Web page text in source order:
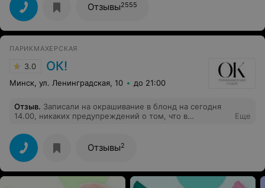
Отзывы2555
ПАРИКМАХЕРСКАЯ
3.0 ОК!
Минск, ул. Ленинградская, 10 до 21:00
Отзыв. Записали на окрашивание в блонд на сегодня
14.00, никаких предупреждений о том, что в
итоге мастер заявила, что времени на то, чтобы меня
покрасить у нее не хватит из-за осветления корней и
предложила перезаписаться на другую дату по цене в
два раза дороже (по телефону было сказано, что цен
более 200 р в салоне нет). Настроение на целый день
испорчено. Не рекомендую.
Еще
Отзывы2